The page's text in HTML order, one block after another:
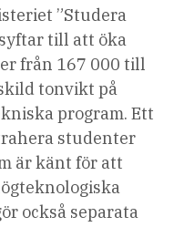
”Studera
till att öka
från 167 000 till
tonvikt på
program. Ett
studenter
är känt för att
också separata